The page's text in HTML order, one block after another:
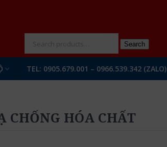
Search
TEL: 0905.679.001 – 0966.539.342 (ZALO)
CHỐNG HÓA CHẤT